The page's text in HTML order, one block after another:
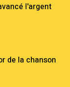
l'argent
de la chanson